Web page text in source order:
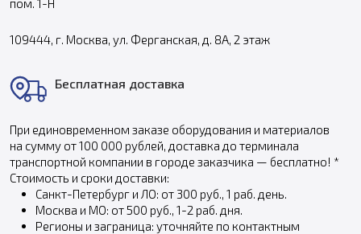
пом. 1-Н
109444, г. Москва, ул. Ферганская, д. 8А, 2 этаж
Бесплатная доставка
При единовременном заказе оборудования и материалов
на сумму от 100 000 рублей, доставка до терминала
транспортной компании в городе заказчика — бесплатно! *
Стоимость и сроки доставки:
Санкт-Петербург и ЛО: от 300 руб., 1 раб. день.
Москва и МО: от 500 руб., 1-2 раб. дня.
Регионы и заграница: уточняйте по контактным